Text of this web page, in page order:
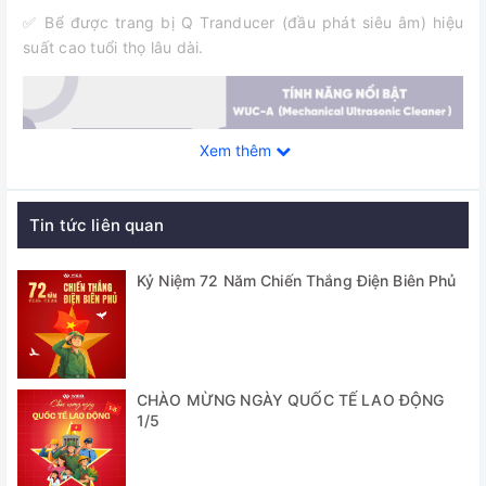
✅ Bể được trang bị Q Tranducer (đầu phát siêu âm) hiệu
suất cao tuổi thọ lâu dài.
Thông số kỹ thuật
Model WUC-A200
Nhiệt độ
Xem thêm
Tin tức liên quan
Kỷ Niệm 72 Năm Chiến Thắng Điện Biên Phủ
CHÀO MỪNG NGÀY QUỐC TẾ LAO ĐỘNG
1/5